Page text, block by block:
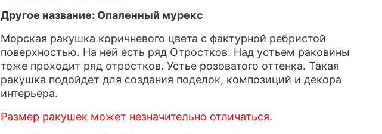
Другое название: Опаленный мурекс
Морская ракушка коричневого цвета с фактурной ребристой
поверхностью. На ней есть ряд Отростков. Над устьем раковины
тоже проходит ряд отростков. Устье розоватого оттенка. Такая
ракушка подойдет для создания поделок, композиций и декора
интерьера.
Размер ракушек может незначительно отличаться.